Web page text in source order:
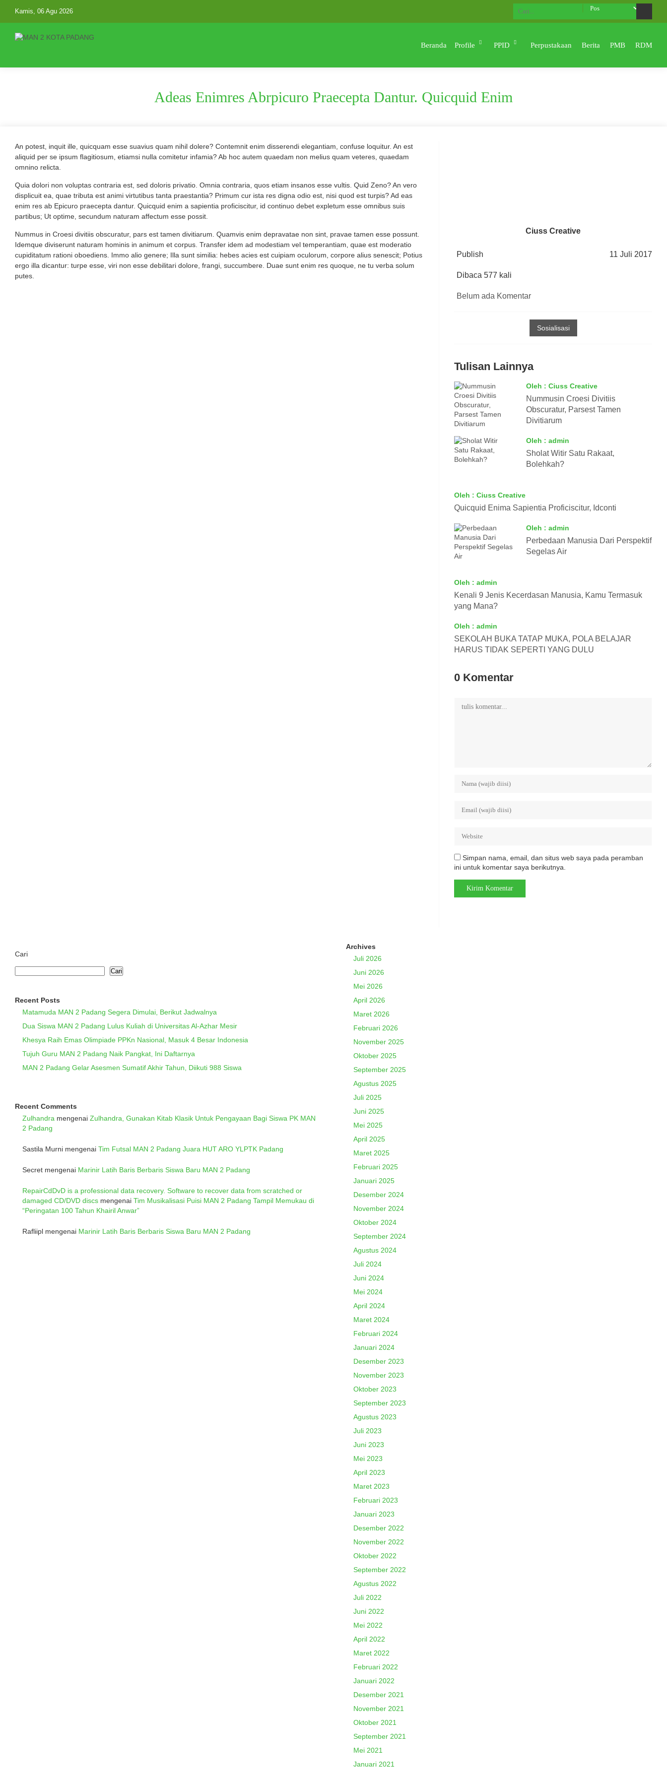
Kamis, 06 Agu 2026 Ahlan Wa Sahlan di Website MAN 2 KOTA
Beranda Profile PPID Perpustakaan Berita PMB RDM
Adeas Enimres Abrpicuro Praecepta Dantur. Quicquid Enim
An potest, inquit ille, quicquam esse suavius quam nihil dolere? Contemnit enim disserendi elegantiam, confuse loquitur. An est
aliquid per se ipsum flagitiosum, etiamsi nulla comitetur infamia? Ab hoc autem quaedam non melius quam veteres, quaedam
omnino relicta.
Quia dolori non voluptas contraria est, sed doloris privatio. Omnia contraria, quos etiam insanos esse vultis. Quid Zeno? An vero
displicuit ea, quae tributa est animi virtutibus tanta praestantia? Primum cur ista res digna odio est, nisi quod est turpis? Ad eas
enim res ab Epicuro praecepta dantur. Quicquid enim a sapientia proficiscitur, id continuo debet expletum esse omnibus suis
partibus; Ut optime, secundum naturam affectum esse possit.
Nummus in Croesi divitiis obscuratur, pars est tamen divitiarum. Quamvis enim depravatae non sint, pravae tamen esse possunt.
Idemque diviserunt naturam hominis in animum et corpus. Transfer idem ad modestiam vel temperantiam, quae est moderatio
cupiditatum rationi oboediens. Immo alio genere; Illa sunt similia: hebes acies est cuipiam oculorum, corpore alius senescit; Potius
ergo illa dicantur: turpe esse, viri non esse debilitari dolore, frangi, succumbere. Duae sunt enim res quoque, ne tu verba solum
putes.
Ciuss Creative
Publish 11 Juli 2017
Dibaca 577 kali
Belum ada Komentar
Sosialisasi
Tulisan Lainnya
Oleh : Ciuss Creative
Nummusin Croesi Divitiis
Obscuratur, Parsest Tamen
Divitiarum
Oleh : admin
Sholat Witir Satu Rakaat,
Bolehkah?
Oleh : Ciuss Creative
Quicquid Enima Sapientia Proficiscitur, Idconti
Oleh : admin
Perbedaan Manusia Dari Perspektif
Segelas Air
Oleh : admin
Kenali 9 Jenis Kecerdasan Manusia, Kamu Termasuk
yang Mana?
Oleh : admin
SEKOLAH BUKA TATAP MUKA, POLA BELAJAR
HARUS TIDAK SEPERTI YANG DULU
0 Komentar
Simpan nama, email, dan situs web saya pada peramban
ini untuk komentar saya berikutnya.
Cari
Cari
Recent Posts
Matamuda MAN 2 Padang Segera Dimulai, Berikut Jadwalnya
Dua Siswa MAN 2 Padang Lulus Kuliah di Universitas Al-Azhar Mesir
Khesya Raih Emas Olimpiade PPKn Nasional, Masuk 4 Besar Indonesia
Tujuh Guru MAN 2 Padang Naik Pangkat, Ini Daftarnya
MAN 2 Padang Gelar Asesmen Sumatif Akhir Tahun, Diikuti 988 Siswa
Recent Comments
Zulhandra mengenai Zulhandra, Gunakan Kitab Klasik Untuk Pengayaan Bagi Siswa PK MAN
2 Padang
Sastila Murni mengenai Tim Futsal MAN 2 Padang Juara HUT ARO YLPTK Padang
Secret mengenai Marinir Latih Baris Berbaris Siswa Baru MAN 2 Padang
RepairCdDvD is a professional data recovery. Software to recover data from scratched or
damaged CD/DVD discs mengenai Tim Musikalisasi Puisi MAN 2 Padang Tampil Memukau di
“Peringatan 100 Tahun Khairil Anwar”
Rafliipl mengenai Marinir Latih Baris Berbaris Siswa Baru MAN 2 Padang
Archives
Juli 2026
Juni 2026
Mei 2026
April 2026
Maret 2026
Februari 2026
November 2025
Oktober 2025
September 2025
Agustus 2025
Juli 2025
Juni 2025
Mei 2025
April 2025
Maret 2025
Februari 2025
Januari 2025
Desember 2024
November 2024
Oktober 2024
September 2024
Agustus 2024
Juli 2024
Juni 2024
Mei 2024
April 2024
Maret 2024
Februari 2024
Januari 2024
Desember 2023
November 2023
Oktober 2023
September 2023
Agustus 2023
Juli 2023
Juni 2023
Mei 2023
April 2023
Maret 2023
Februari 2023
Januari 2023
Desember 2022
November 2022
Oktober 2022
September 2022
Agustus 2022
Juli 2022
Juni 2022
Mei 2022
April 2022
Maret 2022
Februari 2022
Januari 2022
Desember 2021
November 2021
Oktober 2021
September 2021
Mei 2021
Januari 2021